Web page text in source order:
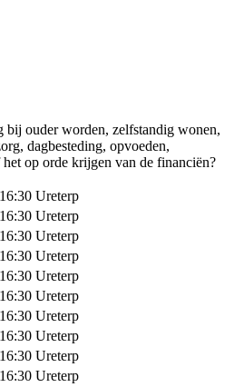
bij ouder worden, zelfstandig wonen,
dagbesteding, opvoeden,
op orde krijgen van de financiën?
Ureterp
Ureterp
Ureterp
Ureterp
Ureterp
Ureterp
Ureterp
Ureterp
Ureterp
Ureterp